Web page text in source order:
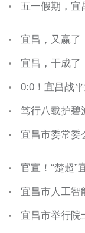
五一假期，宜
宜昌，又赢了
宜昌，干成了
0:0！宜昌战
笃行八载护
宜昌市委常委
官宣！“楚超”
宜昌市人工智
宜昌市举行院